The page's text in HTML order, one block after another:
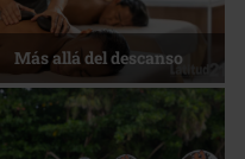
Energía que Impulsa la
competitividad